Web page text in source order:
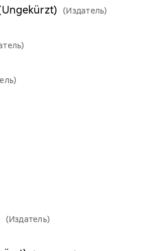
(Издатель)
(Издатель)